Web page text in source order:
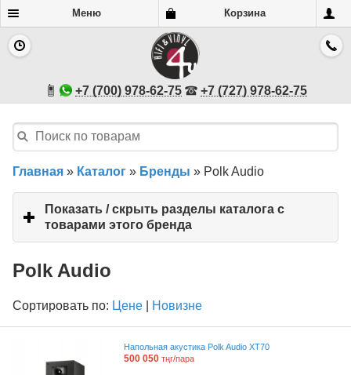
Меню Корзина
+7 (700) 978-62-75 +7 (727) 978-62-75
Главная » Каталог » Бренды » Polk Audio
Показать / скрыть разделы каталога с
товарами этого бренда
to
Polk Audio
Сортировать по: Цене Новизне
Напольная акустика Polk Audio XT70
500 050 тңг/пара